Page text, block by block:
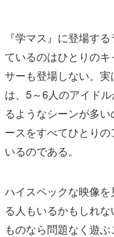
『学マス』に登場す
ているのはひとりの
サーも登場しない。
は、5～6人のアイド
るようなシーンが多
ースをすべてひとり
いるのである。
ハイスペックな映像
る人もいるかもしれ
ものなら問題なく遊ぶ